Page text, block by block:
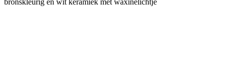
bronskleurig en wit keramiek met waxinelichtje